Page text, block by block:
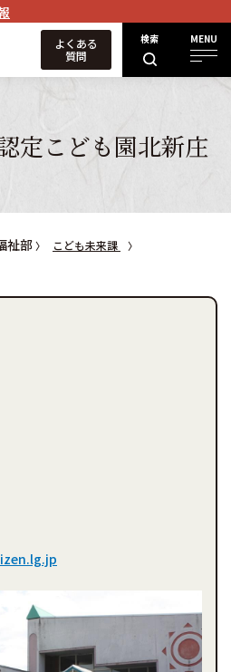
検索 MENU
よくある
質問
定こども園北新庄
祉部 こども未来課